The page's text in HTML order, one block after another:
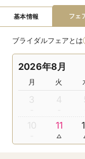
基本情報 フェ
ブライダルフェアとは
2026年8月
月 火
3 4
10 11